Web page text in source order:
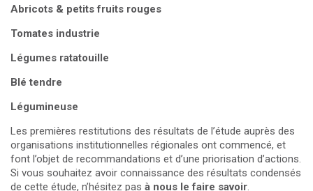
Abricots & petits fruits rouges
Tomates industrie
Légumes ratatouille
Blé tendre
Légumineuse
Les premières restitutions des résultats de l’étude auprès des
organisations institutionnelles régionales ont commencé, et
font l’objet de recommandations et d’une priorisation d’actions.
Si vous souhaitez avoir connaissance des résultats condensés
de cette étude, n’hésitez pas à nous le faire savoir.